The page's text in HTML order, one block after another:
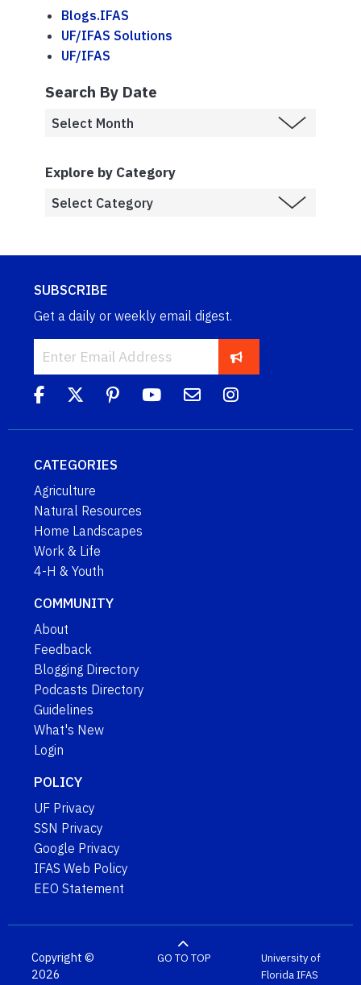
Blogs.IFAS
UF/IFAS Solutions
UF/IFAS
Search By Date
Explore by Category
SUBSCRIBE
Get a daily or weekly email digest.
CATEGORIES
Agriculture
Natural Resources
Home Landscapes
Work & Life
4-H & Youth
COMMUNITY
About
Feedback
Blogging Directory
Podcasts Directory
Guidelines
What's New
Login
POLICY
UF Privacy
SSN Privacy
Google Privacy
IFAS Web Policy
EEO Statement
Copyright ©
2026
GO TO TOP
University of
FloridaIFAS